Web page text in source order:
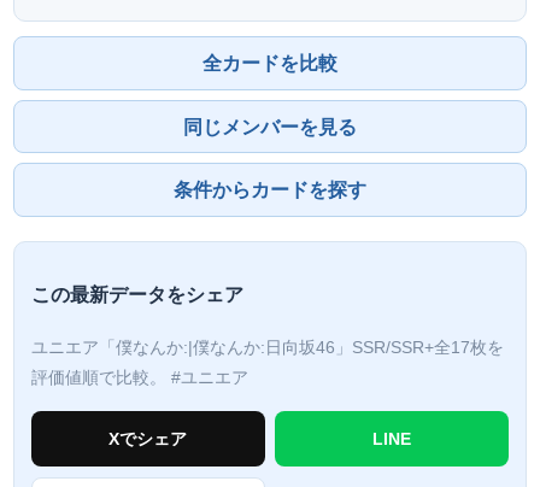
全カードを比較
同じメンバーを見る
条件からカードを探す
この最新データをシェア
ユニエア「僕なんか:|僕なんか:日向坂46」SSR/SSR+全17枚を
評価値順で比較。#ユニエア
Xでシェア LINE